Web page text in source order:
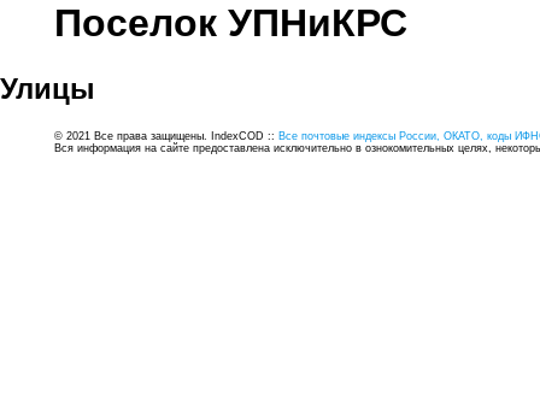
Поселок УПНиКРС
Улицы
© 2021 Все права защищены. IndexCOD :: Все почтовые индексы России, ОКАТО, коды
Вся информация на сайте предоставлена исключительно в ознокомительных целях,